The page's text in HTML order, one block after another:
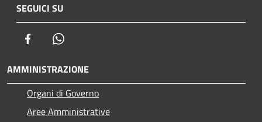
SEGUICI SU
Facebook
AMMINISTRAZIONE
Organi di Governo
Aree Amministrative